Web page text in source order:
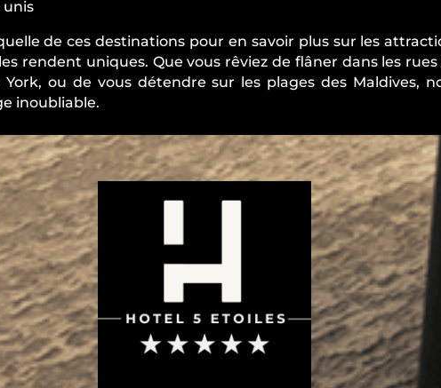
unis
de ces destinations pour en savoir plus sur les
rendent uniques. Que vous rêviez de flâner dans les
ou de vous détendre sur les plages des Maldives,
inoubliable.